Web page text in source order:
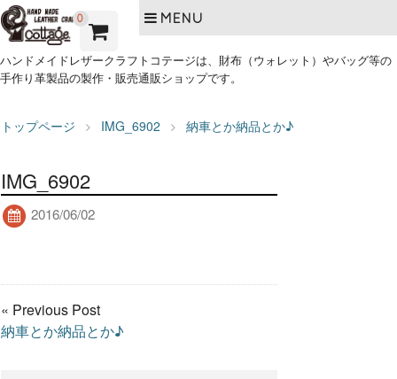
0 MENU
ハンドメイドレザークラフトコテージは、財布（ウォレット）やバッグ等の
手作り革製品の製作・販売通販ショップです。
トップページ IMG_6902 納車とか納品とか♪
IMG_6902
2016/06/02
« Previous Post
納車とか納品とか♪